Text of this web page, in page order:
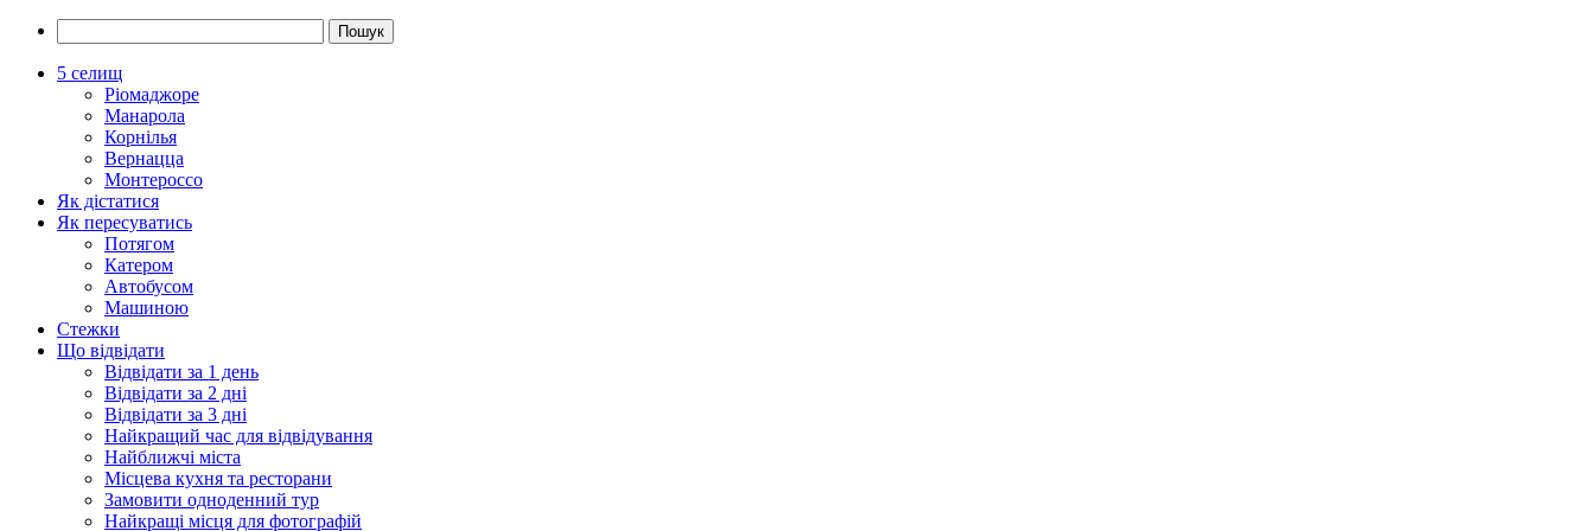
5 селищ
Ріомаджоре
Манарола
Корнілья
Вернацца
Монтероссо
Як дістатися
Як пересуватись
Потягом
Катером
Автобусом
Машиною
Стежки
Що відвідати
Відвідати за 1 день
Відвідати за 2 дні
Відвідати за 3 дні
Найкращий час для відвідування
Найближчі міста
Місцева кухня та ресторани
Замовити одноденний тур
Найкращі місця для фотографій